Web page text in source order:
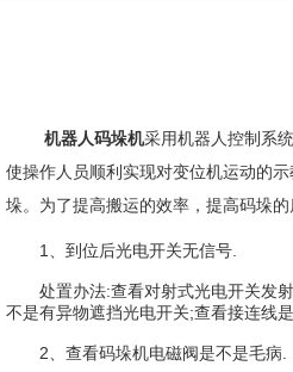
机器人码垛机采用机器人控制系
使操作人员顺利实现对变位机运动的
垛。为了提高搬运的效率，提高码垛
1、到位后光电开关无信号.
处置办法:查看对射式光电开关发射
不是有异物遮挡光电开关;查看接连线
2、查看码垛机电磁阀是不是毛病.